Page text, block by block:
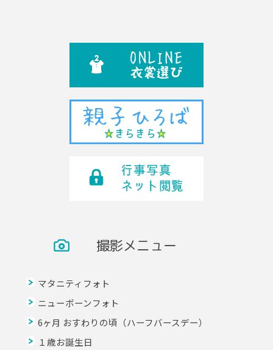
撮影メニュー
マタニティフォト
ニューボーンフォト
6ヶ月 おすわりの頃（ハーフバースデー）
１歳お誕生日